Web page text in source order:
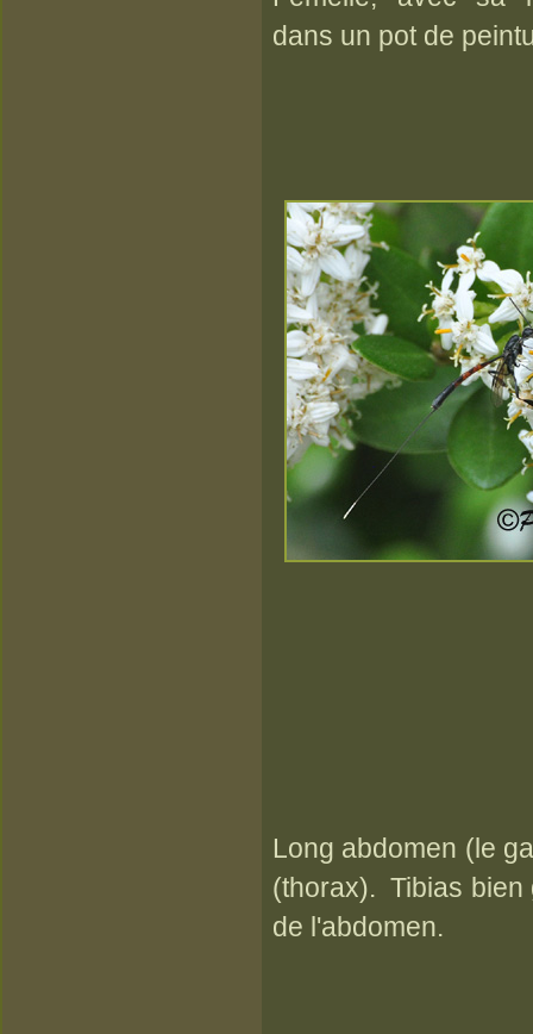
dans un pot de
Long abdomen (le
(thorax). Tibias bien
de l'abdomen.